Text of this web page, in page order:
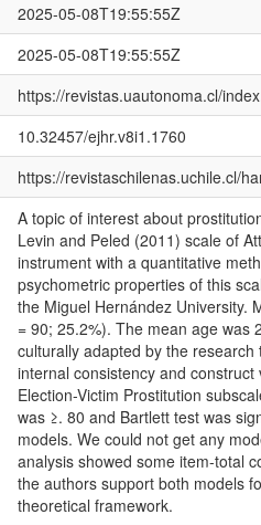
2025-05-08T19:55:55Z
2025-05-08T19:55:55Z
https://revistas.uautonoma.cl/
10.32457/ejhr.v8i1.1760
https://revistaschilenas.uchile.cl/
A topic of interest about
Levin and Peled (2011) scale of
instrument with a quantitative
psychometric properties of this
the Miguel Hernández University.
= 90; 25.2%). The mean age was
culturally adapted by the
internal consistency and
Election-Victim Prostitution
was ≥. 80 and Bartlett test was
models. We could not get any
analysis showed some item-total
the authors support both models
theoretical framework.